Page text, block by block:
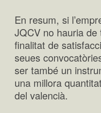
En resum, si
JQCV no hauria
finalitat de
seues
ser també un
una millora
del valencià.